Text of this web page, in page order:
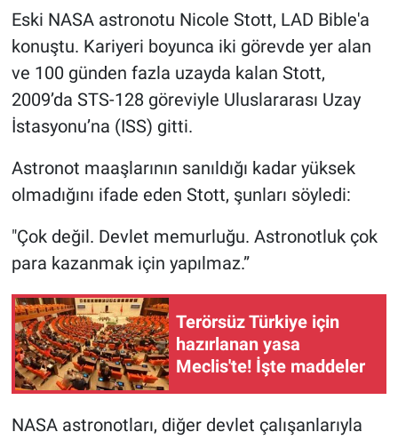
Eski NASA astronotu Nicole Stott, LAD Bible'a
konuştu. Kariyeri boyunca iki görevde yer alan
ve 100 günden fazla uzayda kalan Stott,
2009’da STS-128 göreviyle Uluslararası Uzay
İstasyonu’na (ISS) gitti.
Astronot maaşlarının sanıldığı kadar yüksek
olmadığını ifade eden Stott, şunları söyledi:
"Çok değil. Devlet memurluğu. Astronotluk çok
para kazanmak için yapılmaz.”
Terörsüz Türkiye için
hazırlanan yasa
Meclis'te! İşte maddeler
NASA astronotları, diğer devlet çalışanlarıyla
Gün Ortası
Gündem Özel
Günün görüntüsü
İlan
Kimdir
Koronavirüs
Kültür Sanat
Ne demişti
Nedir